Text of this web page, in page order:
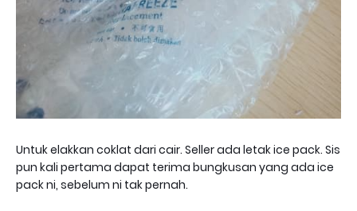
Untuk elakkan coklat dari cair. Seller ada letak ice pack. Sis
pun kali pertama dapat terima bungkusan yang ada ice
pack ni, sebelum ni tak pernah.